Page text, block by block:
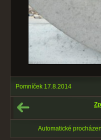
Pomníček 17.8.2014
Automatické